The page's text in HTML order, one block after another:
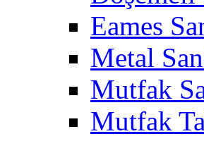
Eames
Metal
Mutfak
Mutfak